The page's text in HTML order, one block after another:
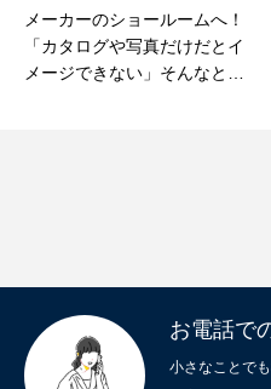
メーカーのショールームへ！
「カタログや写真だけだとイ
メージできない」そんなとき
お電話で
小さなことで